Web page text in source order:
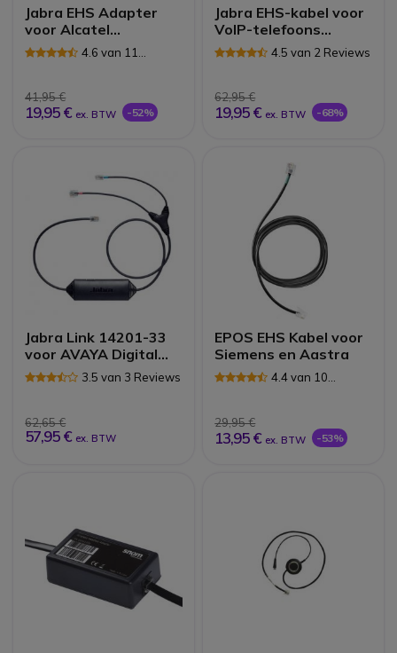
Jabra EHS Adapter
voor Alcatel
Telefoons4.6 van 11
41,95 €
19,95 € ex. BTW -52%
Jabra EHS-kabel voor
VoIP-telefoons
(Avaya AV2)4.5 van 2 Reviews
62,95 €
19,95 € ex. BTW -68%
Jabra Link 14201-33
voor AVAYA Digital
Deskphone
1400/9400/9500
3.5 van 3 Reviews
62,65 €
57,95 € ex. BTW
EPOS EHS Kabel voor
Siemens en Aastra
4.4 van 10
29,95 €
13,95 € ex. BTW -53%